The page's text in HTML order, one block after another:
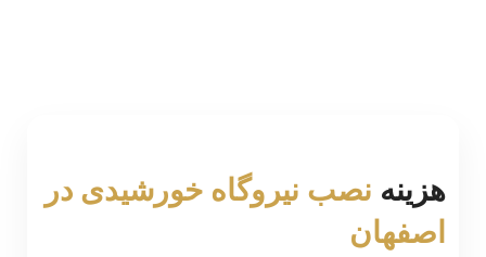
هزینه نصب نیروگاه خورشیدی در
اصفهان